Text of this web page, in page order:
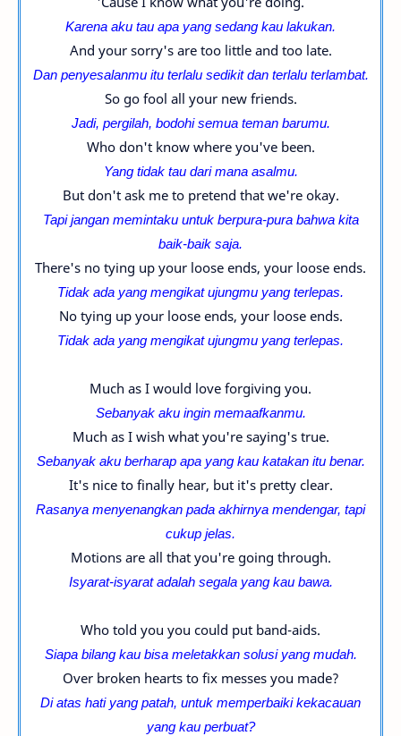
Karena aku tau apa yang sedang kau lakukan.
And your sorry's are too little and too late.
Dan penyesalanmu itu terlalu sedikit dan terlalu terlambat.
So go fool all your new friends.
Jadi, pergilah, bodohi semua teman barumu.
Who don't know where you've been.
Yang tidak tau dari mana asalmu.
But don't ask me to pretend that we're okay.
Tapi jangan memintaku untuk berpura-pura bahwa kita
baik-baik saja.
There's no tying up your loose ends, your loose ends.
Tidak ada yang mengikat ujungmu yang terlepas.
No tying up your loose ends, your loose ends.
Tidak ada yang mengikat ujungmu yang terlepas.
Much as I would love forgiving you.
Sebanyak aku ingin memaafkanmu.
Much as I wish what you're saying's true.
Sebanyak aku berharap apa yang kau katakan itu benar.
It's nice to finally hear, but it's pretty clear.
Rasanya menyenangkan pada akhirnya mendengar, tapi
cukup jelas.
Motions are all that you're going through.
Isyarat-isyarat adalah segala yang kau bawa.
Who told you you could put band-aids.
Siapa bilang kau bisa meletakkan solusi yang mudah.
Over broken hearts to fix messes you made?
Di atas hati yang patah, untuk memperbaiki kekacauan
yang kau perbuat?